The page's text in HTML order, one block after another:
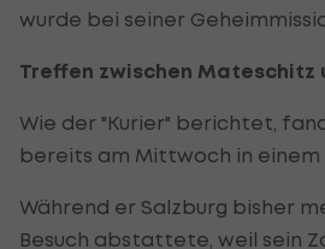
wurde bei seiner
Treffen zwischen Mateschitz
Wie der "Kurier" berichtet,
bereits am Mittwoch in einem
Während er Salzburg bisher
Besuch abstattete, weil sein